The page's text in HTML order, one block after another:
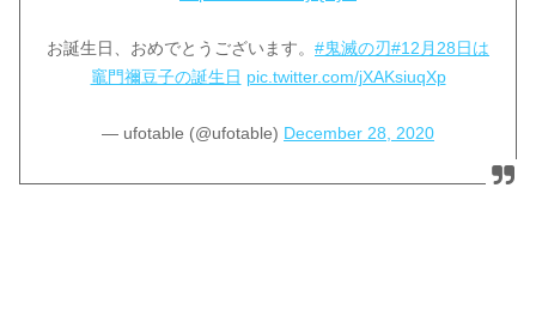
お誕生日、おめでとうございます。 #鬼滅の刃#12月28日は
竈門禰󠄀豆子の誕生日 pic.twitter.com/jXAKsiuqXp
— ufotable (@ufotable) December 28, 2020